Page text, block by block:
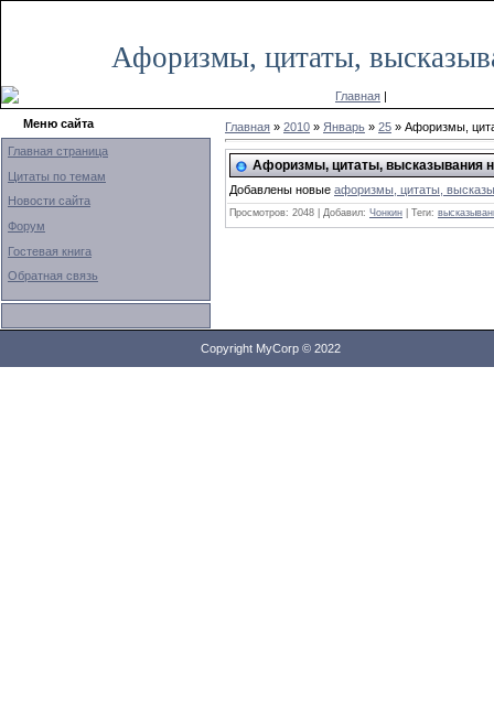
Афоризмы, цитаты,
Главная |
Меню сайта
Главная страница
Цитаты по темам
Новости сайта
Форум
Гостевая книга
Обратная связь
Главная » 2010 » Январь » 25 » Афоризмы,
Афоризмы, цитаты, высказывания
Добавлены новые афоризмы, цитаты,
Просмотров: 2048 | Добавил: Чонкин | Теги:
Copyright MyCorp © 2022